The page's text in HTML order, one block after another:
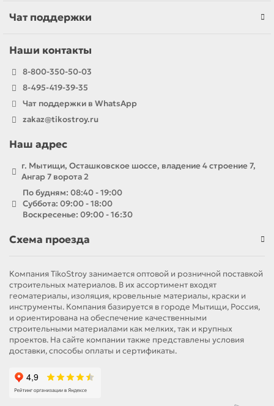
Чат поддержки
Наши контакты
8-800-350-50-03
8-495-419-39-35
Чат поддержки в WhatsApp
zakaz@tikostroy.ru
Наш адрес
г. Мытищи, Осташковское шоссе, владение 4 строение 7,
Ангар 7 ворота 2
По будням: 08:40 - 19:00
Суббота: 09:00 - 18:00
Воскресенье: 09:00 - 16:30
Схема проезда
Компания TikoStroy занимается оптовой и розничной поставкой
строительных материалов. В их ассортимент входят
геоматериалы, изоляция, кровельные материалы, краски и
инструменты. Компания базируется в городе Мытищи, Россия,
и ориентирована на обеспечение качественными
строительными материалами как мелких, так и крупных
проектов. На сайте компании также представлены условия
доставки, способы оплаты и сертификаты.